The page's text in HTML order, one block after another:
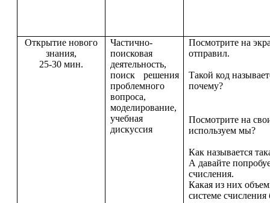
Открытие нового
знания,
25-30 мин.
Частично-
поисковая
деятельность,
поиск решения
проблемного
вопроса,
моделирование,
учебная
дискуссия
Посмотрите на
отправил.
Такой код
почему?
Посмотрите на
используем мы?
Как называется
А давайте
счисления.
Какая из них
системе